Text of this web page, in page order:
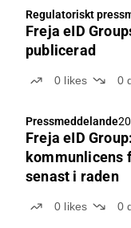
Regulatoriskt
Freja eID
publicerad
0 likes 0
Pressmeddelande
Freja eID
kommunlicens
senast i raden
0 likes 0